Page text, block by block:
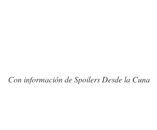
Con información de Spoilers Desde la Cuna